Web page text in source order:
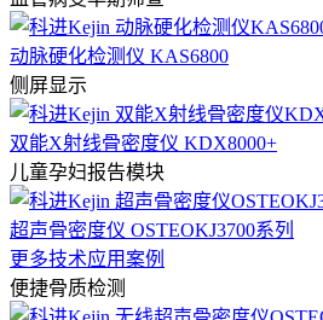
动脉硬化检测仪 KAS6800
侧屏显示
双能X射线骨密度仪 KDX8000+
儿童孕妇报告模块
超声骨密度仪 OSTEOKJ3700系列
更多技术应用案例
便捷骨质检测